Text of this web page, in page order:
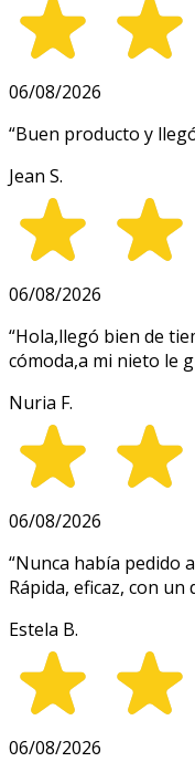
06/08/2026
“Buen producto y
Jean S.
06/08/2026
“Hola,llegó bien de
cómoda,a mi nieto le
Nuria F.
06/08/2026
“Nunca había pedido
Rápida, eficaz, con
Estela B.
06/08/2026